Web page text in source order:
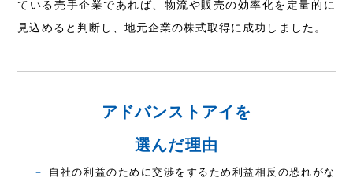
ている売手企業であれば、物流や販売の効率化を定量的に
見込めると判断し、地元企業の株式取得に成功しました。
アドバンストアイを
選んだ理由
自社の利益のために交渉をするため利益相反の恐れがな